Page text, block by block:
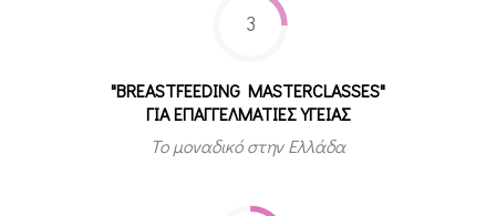
3
"BREASTFEEDING MASTERCLASSES"
ΓΙΑ ΕΠΑΓΓΕΛΜΑΤΙΕΣ ΥΓΕΙΑΣ
Το μοναδικό στην Ελλάδα